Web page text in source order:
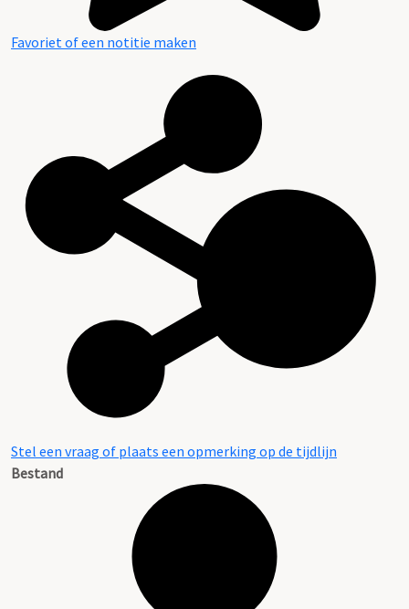
Favoriet of een notitie maken
Stel een vraag of plaats een opmerking op de tijdlijn
Bestand